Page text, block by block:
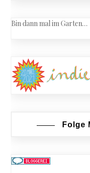
Bin dann mal im Garten…
Folge